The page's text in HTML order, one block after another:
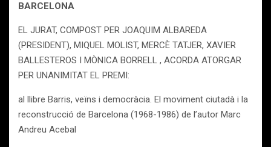
BARCELONA
EL JURAT, COMPOST PER JOAQUIM ALBAREDA
(PRESIDENT), MIQUEL MOLIST, MERCÈ TATJER, XAVIER
BALLESTEROS I MÒNICA BORRELL , ACORDA ATORGAR
PER UNANIMITAT EL PREMI:
al llibre Barris, veïns i democràcia. El moviment ciutadà i la
reconstrucció de Barcelona (1968-1986) de l’autor Marc
Andreu Acebal